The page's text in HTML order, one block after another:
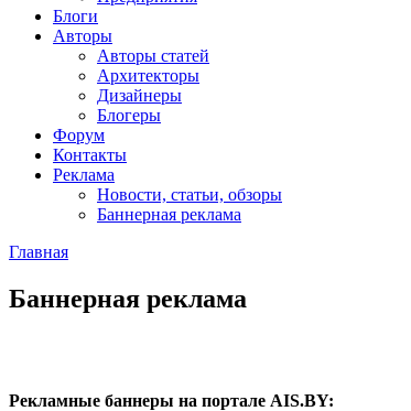
Блоги
Авторы
Авторы статей
Архитекторы
Дизайнеры
Блогеры
Форум
Контакты
Реклама
Новости, статьи, обзоры
Баннерная реклама
Главная
Баннерная реклама
Рекламные баннеры на портале AIS.BY: